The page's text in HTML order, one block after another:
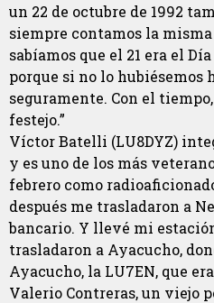
un 22 de octubre de 1992
siempre contamos la
sabíamos que el 21 era el
porque si no lo hubiésemos
seguramente. Con el
festejo.”
Víctor Batelli (LU8DYZ)
y es uno de los más
febrero como
después me trasladaron a
bancario. Y llevé mi
trasladaron a Ayacucho,
Ayacucho, la LU7EN, que
Valerio Contreras, un viejo